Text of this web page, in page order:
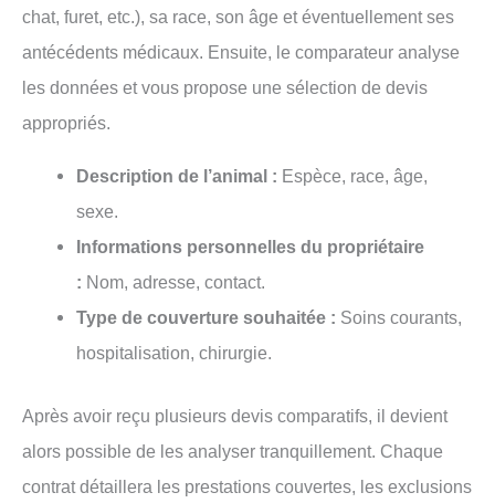
chat, furet, etc.), sa race, son âge et éventuellement ses
antécédents médicaux. Ensuite, le comparateur analyse
les données et vous propose une sélection de devis
appropriés.
Description de l’animal : Espèce, race, âge,
sexe.
Informations personnelles du propriétaire
: Nom, adresse, contact.
Type de couverture souhaitée : Soins courants,
hospitalisation, chirurgie.
Après avoir reçu plusieurs devis comparatifs, il devient
alors possible de les analyser tranquillement. Chaque
contrat détaillera les prestations couvertes, les exclusions